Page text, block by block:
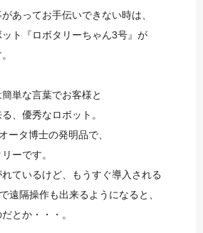
あってお手伝いできない時は、
ト『ロボタリーちゃん3号』が
単な言葉でお客様と
、優秀なロボット。
ータ博士の発明品で、
ーです。
ているけど、もうすぐ導入される
遠隔操作も出来るようになると、
とか・・・。